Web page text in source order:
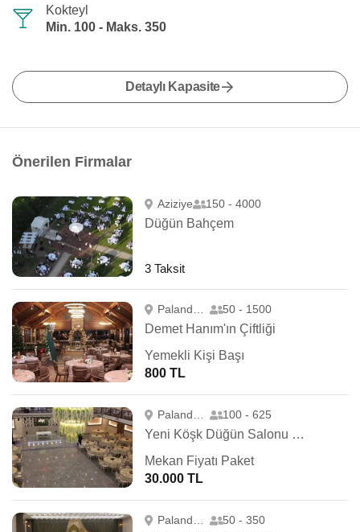
Kokteyl
Min. 100 - Maks. 350
Detaylı Kapasite
Önerilen Firmalar
Aziziye 150 - 4000
Düğün Bahçem
3 Taksit
50 - 1500
Demet Hanım'ın Çiftliği
Yemekli Kişi Başı
800 TL
100 - 625
Yeni Köşk Düğün Salonu ve Kongre Merkezi
Mekan Fiyatı Paket
30.000 TL
50 - 350